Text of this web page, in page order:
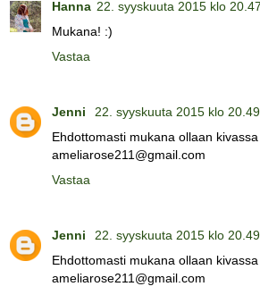
Hanna 22. syyskuuta 2015 klo 20.47
Mukana! :)
Vastaa
Jenni
22. syyskuuta 2015 klo 20.49
Ehdottomasti mukana ollaan
ameliarose211@gmail.com
Vastaa
Jenni
22. syyskuuta 2015 klo 20.49
Ehdottomasti mukana ollaan
ameliarose211@gmail.com